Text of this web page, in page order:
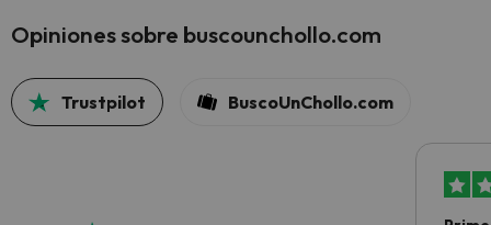
Opiniones sobre buscounchollo.com
Trustpilot BuscoUnChollo.com